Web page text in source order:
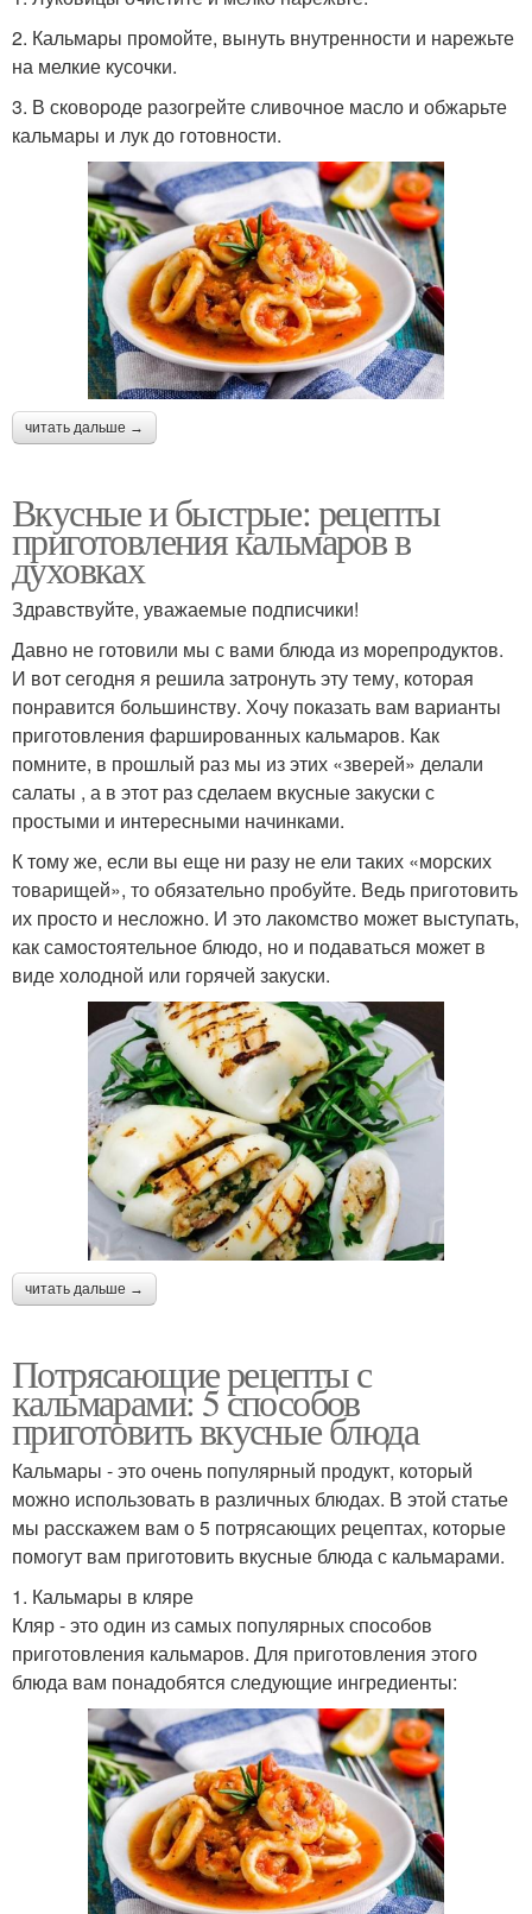
2. Кальмары промойте, вынуть внутренности и нарежьте
на мелкие кусочки.
3. В сковороде разогрейте сливочное масло и обжарьте
кальмары и лук до готовности.
читать дальше →
Вкусные и быстрые: рецепты
приготовления кальмаров в
духовках
Здравствуйте, уважаемые подписчики!
Давно не готовили мы с вами блюда из морепродуктов.
И вот сегодня я решила затронуть эту тему, которая
понравится большинству. Хочу показать вам варианты
приготовления фаршированных кальмаров. Как
помните, в прошлый раз мы из этих «зверей» делали
салаты , а в этот раз сделаем вкусные закуски с
простыми и интересными начинками.
К тому же, если вы еще ни разу не ели таких «морских
товарищей», то обязательно пробуйте. Ведь приготовить
их просто и несложно. И это лакомство может выступать,
как самостоятельное блюдо, но и подаваться может в
виде холодной или горячей закуски.
читать дальше →
Потрясающие рецепты с
кальмарами: 5 способов
приготовить вкусные блюда
Кальмары - это очень популярный продукт, который
можно использовать в различных блюдах. В этой статье
мы расскажем вам о 5 потрясающих рецептах, которые
помогут вам приготовить вкусные блюда с кальмарами.
1. Кальмары в кляре
Кляр - это один из самых популярных способов
приготовления кальмаров. Для приготовления этого
блюда вам понадобятся следующие ингредиенты: